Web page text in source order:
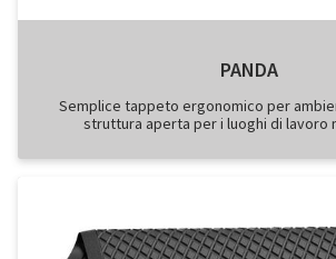
PANDA
Semplice tappeto ergonomico per
struttura aperta per i luoghi di lavoro